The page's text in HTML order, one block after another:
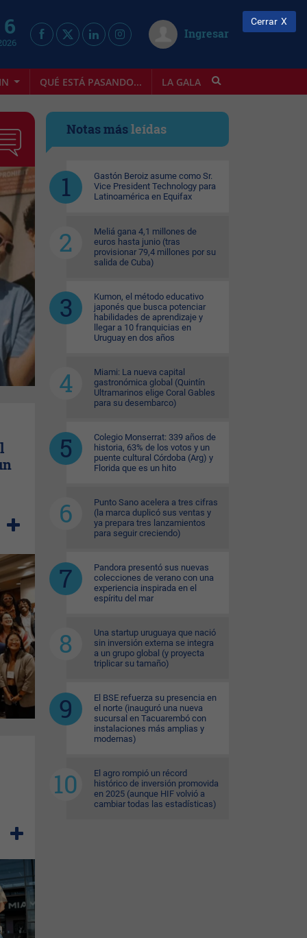
Ingresar
QUÉ ESTÁ PASANDO... LA GALA INFOSTYLE
Notas másleídas
Gastón Beroiz asume como Sr.
Vice President Technology para
Latinoamérica en Equifax
Meliá gana 4,1 millones de
euros hasta junio (tras
provisionar 79,4 millones por su
salida de Cuba)
Kumon, el método educativo
japonés que busca potenciar
habilidades de aprendizaje y
llegar a 10 franquicias en
Uruguay en dos años
Miami: La nueva capital
gastronómica global (Quintín
Ultramarinos elige Coral Gables
para su desembarco)
Colegio Monserrat: 339 años de
historia, 63% de los votos y un
puente cultural Córdoba (Arg) y
Florida que es un hito
Punto Sano acelera a tres cifras
(la marca duplicó sus ventas y
ya prepara tres lanzamientos
para seguir creciendo)
Pandora presentó sus nuevas
colecciones de verano con una
experiencia inspirada en el
espíritu del mar
Una startup uruguaya que nació
sin inversión externa se integra
a un grupo global (y proyecta
triplicar su tamaño)
El BSE refuerza su presencia en
el norte (inauguró una nueva
sucursal en Tacuarembó con
instalaciones más amplias y
modernas)
El agro rompió un récord
histórico de inversión promovida
en 2025 (aunque HIF volvió a
cambiar todas las estadísticas)
Cerrar